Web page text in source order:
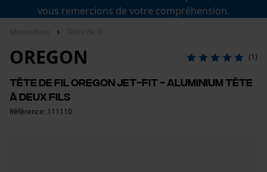
vous remercions de votre compréhension.
OREGON (1)
Tête de fil Oregon JET-FIT - Aluminium Tête
à deux fils
Référence: 111110